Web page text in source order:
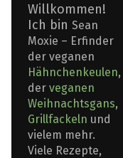
Willkommen!
Ich bin Sean
Moxie – Erfinder
der veganen
Hähnchenkeulen,
der veganen
Weihnachtsgans,
Grillfackeln und
vielem mehr.
Viele Rezepte,